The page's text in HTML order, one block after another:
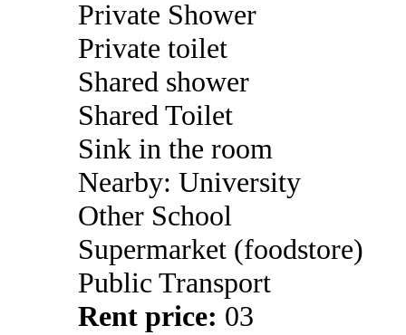
Private Shower
Private toilet
Shared shower
Shared Toilet
Sink in the room
Nearby: University
Other School
Supermarket (foodstore)
Public Transport
Rent price: 03